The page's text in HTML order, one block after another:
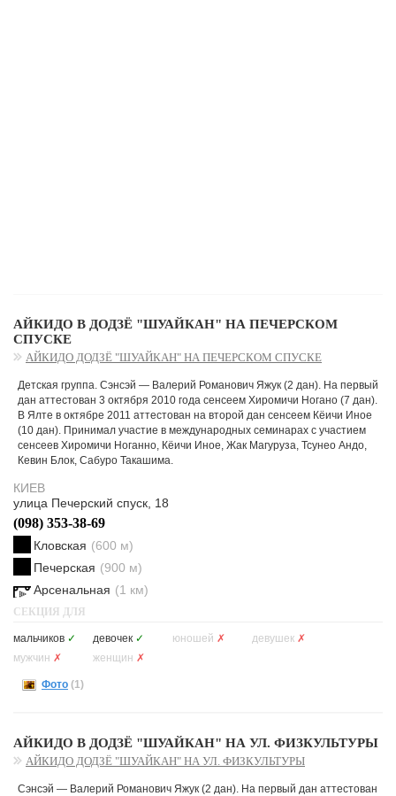
АЙКИДО В ДОДЗЁ "ШУАЙКАН" НА ПЕЧЕРСКОМ
СПУСКЕ
АЙКИДО ДОДЗЁ "ШУАЙКАН" НА ПЕЧЕРСКОМ СПУСКЕ
Детская группа. Сэнсэй — Валерий Романович Яжук (2 дан). На первый
дан аттестован 3 октября 2010 года сенсеем Хиромичи Ногано (7 дан).
В Ялте в октябре 2011 аттестован на второй дан сенсеем Кёичи Иное
(10 дан). Принимал участие в международных семинарах с участием
сенсеев Хиромичи Ноганно, Кёичи Иное, Жак Магуруза, Тсунео Андо,
Кевин Блок, Сабуро Такашима.
КИЕВ
улица Печерский спуск, 18
(098) 353-38-69
Кловская (600 м)
Печерская (900 м)
Арсенальная (1 км)
СЕКЦИЯ ДЛЯ
мальчиков ✓ девочек ✓ юношей ✗ девушек ✗
мужчин ✗ женщин ✗
Фото (1)
АЙКИДО В ДОДЗЁ "ШУАЙКАН" НА УЛ. ФИЗКУЛЬТУРЫ
АЙКИДО ДОДЗЁ "ШУАЙКАН" НА УЛ. ФИЗКУЛЬТУРЫ
Сэнсэй — Валерий Романович Яжук (2 дан). На первый дан аттестован